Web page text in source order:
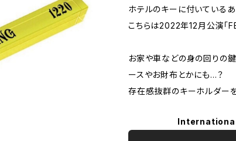
ホテルのキーに付いている
こちらは2022年12月公演「
お家や車などの身の回りの
ースやお財布とかにも…？
存在感抜群のキーホルダー